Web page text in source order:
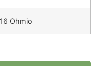
16 Ohmio